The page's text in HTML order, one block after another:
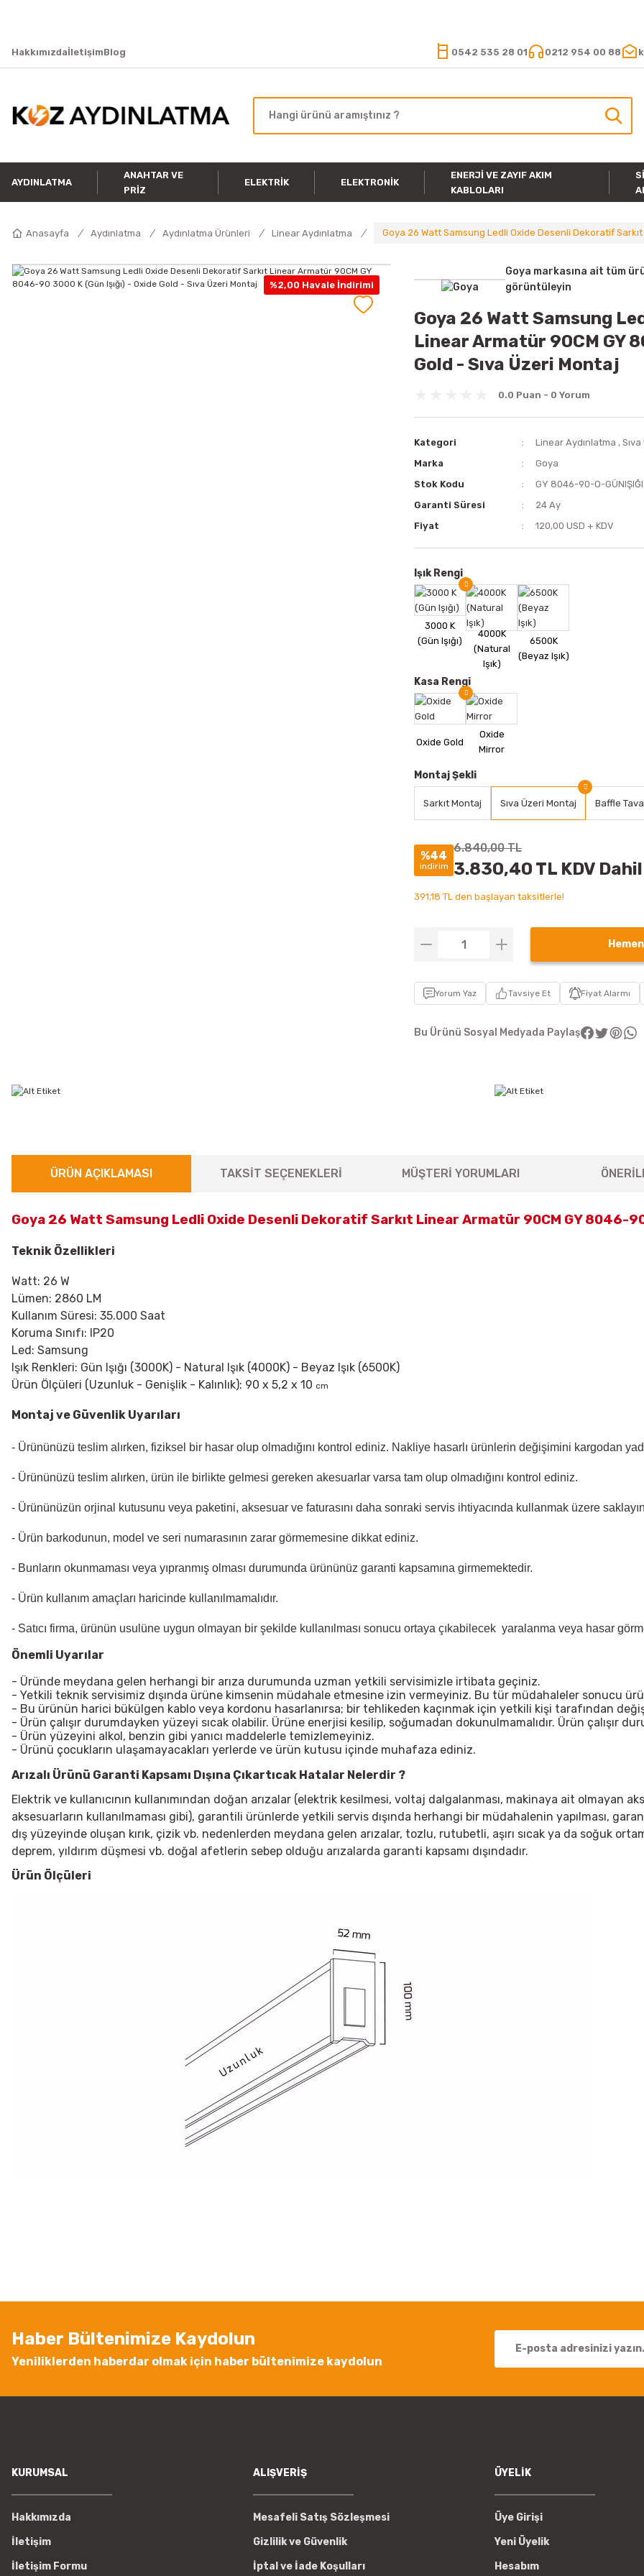
HakkımızdaİletişimBlog 0542 535 28 01 0212 954 00 88
AYDINLATMA
ANAHTAR VE
PRIZ
ELEKTRIK ELEKTRONIK
ENERJI VE ZAYIF AKIM
KABLOLARI
Anasayfa Aydınlatma Aydınlatma Ürünleri Linear Aydınlatma Goya 26 Watt Samsung Ledli Oxide Desenli Dekoratif
%2,00 Havale İndirimi
Goya markasına ait tüm
görüntüleyin
Goya 26 Watt Samsung
Linear Armatür 90CM GY
Gold - Sıva Üzeri Montaj
0.0 Puan - 0 Yorum
Kategori Linear Aydınlatma ,
Marka
Goya
Stok Kodu
GY 8046-90-O-
Garanti Süresi
24 Ay
Fiyat
120,00 USD + KDV
Işık Rengi
Kasa Rengi
Montaj Şekli
Sarkıt Montaj Sıva Üzeri Montaj Baffle
%44
indirim
6.840,00 TL
3.830,40 TL KDV Dahil
391,18 TL den başlayan taksitlerle!
Hemen
Yorum Yaz Tavsiye Et Fiyat Alarmı
Bu Ürünü Sosyal Medyada Paylaş
ÜRÜN AÇIKLAMASI TAKSİT SEÇENEKLERİ MÜŞTERİ YORUMLARI
Goya 26 Watt Samsung Ledli Oxide Desenli Dekoratif Sarkıt Linear Armatür 90CM GY 8046-
Teknik Özellikleri
Watt: 26 W
Lümen: 2860 LM
Kullanım Süresi: 35.000 Saat
Koruma Sınıfı: IP20
Led: Samsung
Işık Renkleri: Gün Işığı (3000K) - Natural Işık (4000K) - Beyaz Işık (6500K)
Ürün Ölçüleri (Uzunluk - Genişlik - Kalınlık): 90 x 5,2 x 10 cm
Montaj ve Güvenlik Uyarıları
- Ürününüzü teslim alırken, fiziksel bir hasar olup olmadığını kontrol ediniz. Nakliye hasarlı ürünlerin değişimini kargodan
- Ürününüzü teslim alırken, ürün ile birlikte gelmesi gereken akesuarlar varsa tam olup olmadığını kontrol ediniz.
- Ürününüzün orjinal kutusunu veya paketini, aksesuar ve faturasını daha sonraki servis ihtiyacında kullanmak üzere
- Ürün barkodunun, model ve seri numarasının zarar görmemesine dikkat ediniz.
- Bunların okunmaması veya yıpranmış olması durumunda ürününüz garanti kapsamına girmemektedir.
- Ürün kullanım amaçları haricinde kullanılmamalıdır.
- Satıcı firma, ürünün usulüne uygun olmayan bir şekilde kullanılması sonucu ortaya çıkabilecek yaralanma veya hasar
Önemli Uyarılar
- Üründe meydana gelen herhangi bir arıza durumunda uzman yetkili servisimizle irtibata geçiniz.
- Yetkili teknik servisimiz dışında ürüne kimsenin müdahale etmesine izin vermeyiniz. Bu tür müdahaleler sonucu
- Bu ürünün harici bükülgen kablo veya kordonu hasarlanırsa; bir tehlikeden kaçınmak için yetkili kişi tarafından
- Ürün çalışır durumdayken yüzeyi sıcak olabilir. Ürüne enerjisi kesilip, soğumadan dokunulmamalıdır. Ürün çalışır
- Ürün yüzeyini alkol, benzin gibi yanıcı maddelerle temizlemeyiniz.
- Ürünü çocukların ulaşamayacakları yerlerde ve ürün kutusu içinde muhafaza ediniz.
Arızalı Ürünü Garanti Kapsamı Dışına Çıkartıcak Hatalar Nelerdir ?
Elektrik ve kullanıcının kullanımından doğan arızalar (elektrik kesilmesi, voltaj dalgalanması, makinaya ait olmayan
aksesuarların kullanılmaması gibi), garantili ürünlerde yetkili servis dışında herhangi bir müdahalenin yapılması,
dış yüzeyinde oluşan kırık, çizik vb. nedenlerden meydana gelen arızalar, tozlu, rutubetli, aşırı sıcak ya da soğuk
deprem, yıldırım düşmesi vb. doğal afetlerin sebep olduğu arızalarda garanti kapsamı dışındadır.
Ürün Ölçüleri
Ürün bilgilerinde hatalar bulunuyor.
Bu ürüne benzer farklı alternatifler olmalı.
Haber Bültenimize Kaydolun
Yeniliklerden haberdar olmak için haber bültenimize kaydolun
KURUMSAL
Hakkımızda
İletişim
İletişim Formu
ALIŞVERİŞ
Mesafeli Satış Sözleşmesi
Gizlilik ve Güvenlik
İptal ve İade Koşulları
ÜYELİK
Üye Girişi
Yeni Üyelik
Hesabım